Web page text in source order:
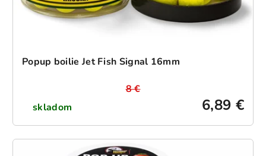
Popup boilie Jet Fish Signal 16mm
skladom 6,89 €
8 €